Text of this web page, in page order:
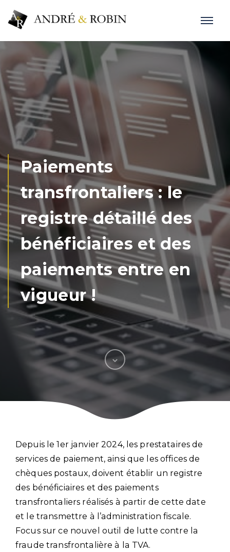
Paiements
transfrontaliers : le
registre détaillé des
bénéficiaires et des
paiements entre en
vigueur !
Depuis le 1er janvier 2024, les prestataires de
services de paiement, ainsi que les offices de
chèques postaux, doivent établir un registre
des bénéficiaires et des paiements
transfrontaliers réalisés à partir de cette date
et le transmettre à l’administration fiscale.
Focus sur ce nouvel outil de lutte contre la
fraude transfrontalière à la TVA.